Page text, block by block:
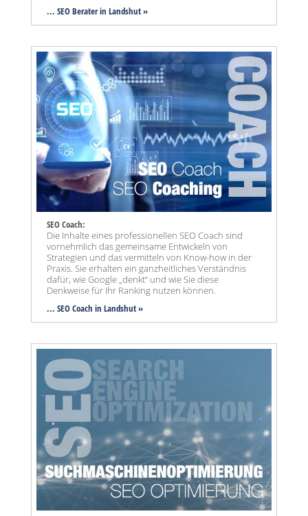
... SEO Berater in Landshut »
SEO Coach:
Die Inhalte eines professionellen SEO Coach sind
vornehmlich das gemeinsame Entwickeln von
Strategien und das vermitteln von Know-how in der
Praxis. Sie erhalten ein ganzheitliches Verständnis
dafür, wie Google „denkt“ und wie Sie diese
Denkweise für Ihr Ranking nutzen können.
... SEO Coach in Landshut »